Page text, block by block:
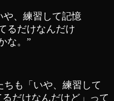
や、練習して記憶
るだけなんだけ
な。 ”
ちも「いや、練習して
だけなんだけど」って